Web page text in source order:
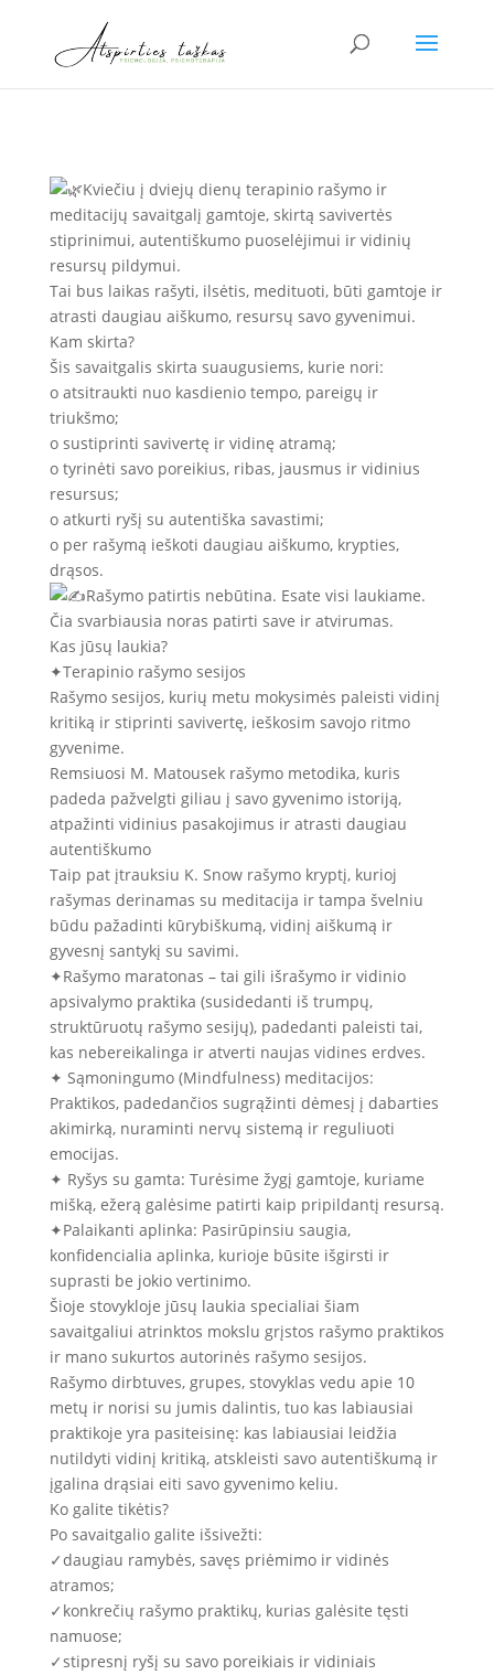
Kviečiu į dviejų dienų terapinio rašymo ir
meditacijų savaitgalį gamtoje, skirtą savivertės
stiprinimui, autentiškumo puoselėjimui ir vidinių
resursų pildymui.
Tai bus laikas rašyti, ilsėtis, medituoti, būti gamtoje ir
atrasti daugiau aiškumo, resursų savo gyvenimui.
Kam skirta?
Šis savaitgalis skirta suaugusiems, kurie nori:
o atsitraukti nuo kasdienio tempo, pareigų ir
triukšmo;
o sustiprinti savivertę ir vidinę atramą;
o tyrinėti savo poreikius, ribas, jausmus ir vidinius
resursus;
o atkurti ryšį su autentiška savastimi;
o per rašymą ieškoti daugiau aiškumo, krypties,
drąsos.
Rašymo patirtis nebūtina. Esate visi laukiame.
Čia svarbiausia noras patirti save ir atvirumas.
Kas jūsų laukia?
✦Terapinio rašymo sesijos
Rašymo sesijos, kurių metu mokysimės paleisti vidinį
kritiką ir stiprinti savivertę, ieškosim savojo ritmo
gyvenime.
Remsiuosi M. Matousek rašymo metodika, kuris
padeda pažvelgti giliau į savo gyvenimo istoriją,
atpažinti vidinius pasakojimus ir atrasti daugiau
autentiškumo
Taip pat įtrauksiu K. Snow rašymo kryptį, kurioj
rašymas derinamas su meditacija ir tampa švelniu
būdu pažadinti kūrybiškumą, vidinį aiškumą ir
gyvesnį santykį su savimi.
✦Rašymo maratonas – tai gili išrašymo ir vidinio
apsivalymo praktika (susidedanti iš trumpų,
struktūruotų rašymo sesijų), padedanti paleisti tai,
kas nebereikalinga ir atverti naujas vidines erdves.
✦ Sąmoningumo (Mindfulness) meditacijos:
Praktikos, padedančios sugrąžinti dėmesį į dabarties
akimirką, nuraminti nervų sistemą ir reguliuoti
emocijas.
✦ Ryšys su gamta: Turėsime žygį gamtoje, kuriame
mišką, ežerą galėsime patirti kaip pripildantį resursą.
✦Palaikanti aplinka: Pasirūpinsiu saugia,
konfidencialia aplinka, kurioje būsite išgirsti ir
suprasti be jokio vertinimo.
Šioje stovykloje jūsų laukia specialiai šiam
savaitgaliui atrinktos mokslu grįstos rašymo praktikos
ir mano sukurtos autorinės rašymo sesijos.
Rašymo dirbtuves, grupes, stovyklas vedu apie 10
metų ir norisi su jumis dalintis, tuo kas labiausiai
praktikoje yra pasiteisinę: kas labiausiai leidžia
nutildyti vidinį kritiką, atskleisti savo autentiškumą ir
įgalina drąsiai eiti savo gyvenimo keliu.
Ko galite tikėtis?
Po savaitgalio galite išsivežti:
✓daugiau ramybės, savęs priėmimo ir vidinės
atramos;
✓konkrečių rašymo praktikų, kurias galėsite tęsti
namuose;
✓stipresnį ryšį su savo poreikiais ir vidiniais